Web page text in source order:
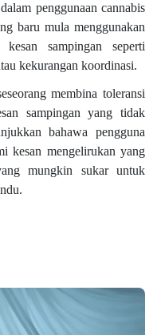
penggunaan cannabis
baru mula menggunakan
sampingan seperti
kekurangan koordinasi.
membina toleransi
sampingan yang tidak
bahawa pengguna
kesan mengelirukan yang
mungkin sukar untuk